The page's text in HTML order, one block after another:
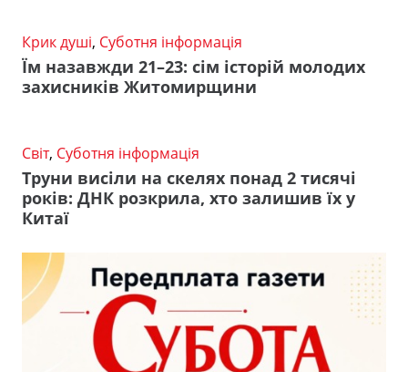
Крик душі, Суботня інформація
Їм назавжди 21–23: сім історій молодих
захисників Житомирщини
Світ, Суботня інформація
Труни висіли на скелях понад 2 тисячі
років: ДНК розкрила, хто залишив їх у
Китаї